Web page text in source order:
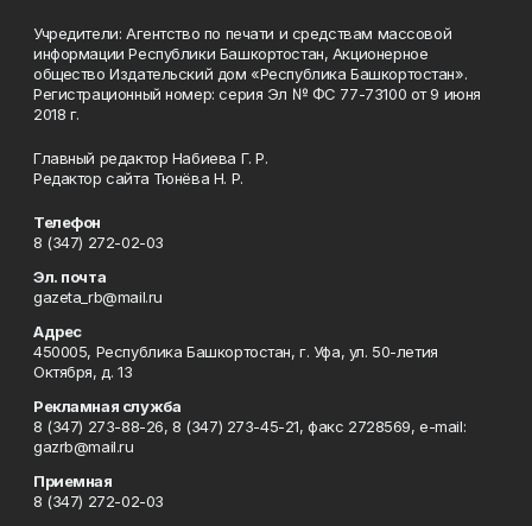
Учредители: Агентство по печати и средствам массовой
информации Республики Башкортостан, Акционерное
общество Издательский дом «Республика Башкортостан».
Регистрационный номер: серия Эл № ФС 77-73100 от 9 июня
2018 г.
Главный редактор Набиева Г. Р.
Редактор сайта Тюнёва Н. Р.
Телефон
8 (347) 272-02-03
Эл. почта
gazeta_rb@mail.ru
Адрес
450005, Республика Башкортостан, г. Уфа, ул. 50-летия
Октября, д. 13
Рекламная служба
8 (347) 273-88-26, 8 (347) 273-45-21, факс 2728569, e-mail:
gazrb@mail.ru
Приемная
8 (347) 272-02-03